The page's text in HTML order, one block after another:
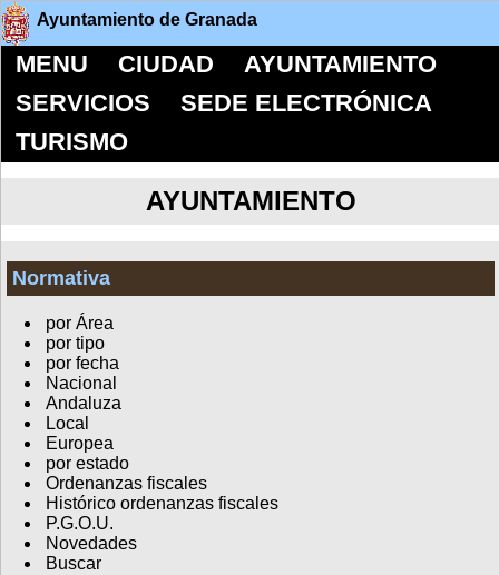
Ayuntamiento de Granada
MENU CIUDAD
AYUNTAMIENTO
SERVICIOS
SEDE ELECTRÓNICA
TURISMO
AYUNTAMIENTO
Normativa
por Área
por tipo
por fecha
Nacional
Andaluza
Local
Europea
por estado
Ordenanzas fiscales
Histórico ordenanzas fiscales
P.G.O.U.
Novedades
Buscar